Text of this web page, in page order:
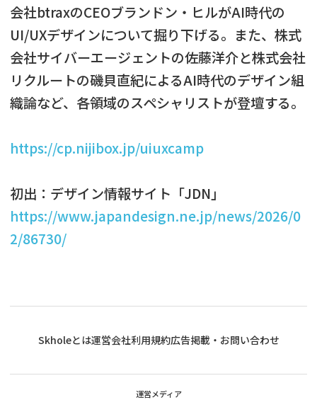
会社btraxのCEOブランドン・ヒルがAI時代の
UI/UXデザインについて掘り下げる。また、株式
会社サイバーエージェントの佐藤洋介と株式会社
リクルートの磯貝直紀によるAI時代のデザイン組
織論など、各領域のスペシャリストが登壇する。
https://cp.nijibox.jp/uiuxcamp
初出：デザイン情報サイト「JDN」
https://www.japandesign.ne.jp/news/2026/0
2/86730/
Skholeとは運営会社利用規約広告掲載・お問い合わせ
運営メディア